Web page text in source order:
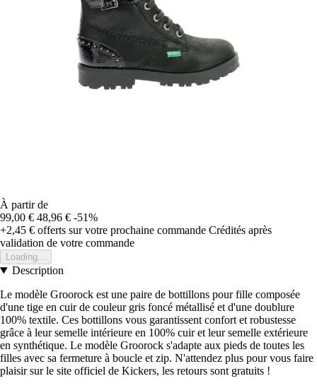
À partir de
99,00 € 48,96 € -51%
+2,45 € offerts sur votre prochaine commande Crédités après
validation de votre commande
Loading...
Description
Le modèle Groorock est une paire de bottillons pour fille composée
d'une tige en cuir de couleur gris foncé métallisé et d'une doublure
100% textile. Ces bottillons vous garantissent confort et robustesse
grâce à leur semelle intérieure en 100% cuir et leur semelle extérieure
en synthétique. Le modèle Groorock s'adapte aux pieds de toutes les
filles avec sa fermeture à boucle et zip. N'attendez plus pour vous faire
plaisir sur le site officiel de Kickers, les retours sont gratuits !